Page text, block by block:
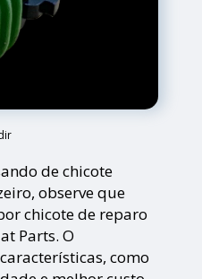
de chicote
observe que
chicote de reparo
Parts. O
como